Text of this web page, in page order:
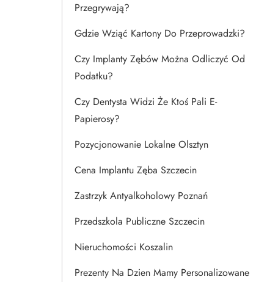
Przegrywają?
Gdzie Wziąć Kartony Do Przeprowadzki?
Czy Implanty Zębów Można Odliczyć Od
Podatku?
Czy Dentysta Widzi Że Ktoś Pali E-
Papierosy?
Pozycjonowanie Lokalne Olsztyn
Cena Implantu Zęba Szczecin
Zastrzyk Antyalkoholowy Poznań
Przedszkola Publiczne Szczecin
Nieruchomości Koszalin
Prezenty Na Dzien Mamy Personalizowane